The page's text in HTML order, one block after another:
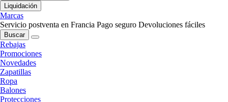
Liquidación
Marcas
Servicio postventa en Francia Pago seguro Devoluciones fáciles
Buscar
Rebajas
Promociones
Novedades
Zapatillas
Ropa
Balones
Protecciones